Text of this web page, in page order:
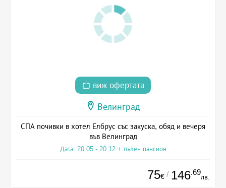
виж офертата
Велинград
СПА почивки в хотел Елбрус със закуска, обяд и вечеря
във Велинград
Дата: 20.05 - 20.12 + пълен пансион
75€ / 146.69
лв.